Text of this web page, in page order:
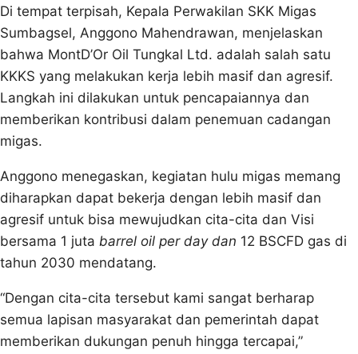
Di tempat terpisah, Kepala Perwakilan SKK Migas
Sumbagsel, Anggono Mahendrawan, menjelaskan
bahwa MontD’Or Oil Tungkal Ltd. adalah salah satu
KKKS yang melakukan kerja lebih masif dan agresif.
Langkah ini dilakukan untuk pencapaiannya dan
memberikan kontribusi dalam penemuan cadangan
migas.
Anggono menegaskan, kegiatan hulu migas memang
diharapkan dapat bekerja dengan lebih masif dan
agresif untuk bisa mewujudkan cita-cita dan Visi
bersama 1 juta barrel oil per day dan 12 BSCFD gas di
tahun 2030 mendatang.
“Dengan cita-cita tersebut kami sangat berharap
semua lapisan masyarakat dan pemerintah dapat
memberikan dukungan penuh hingga tercapai,”